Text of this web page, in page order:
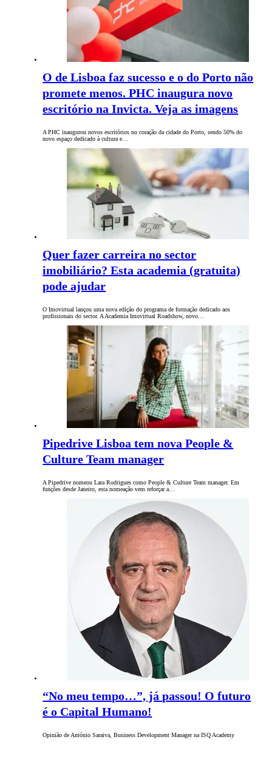
O de Lisboa faz sucesso e o do Porto não
promete menos. PHC inaugura novo
escritório na Invicta. Veja as imagens
A PHC inaugurou novos escritórios no coração da cidade do Porto, sendo 50% do
novo espaço dedicado à cultura e…
Quer fazer carreira no sector
imobiliário? Esta academia (gratuita)
pode ajudar
O Imovirtual lançou uma nova edição do programa de formação dedicado aos
profissionais do sector. A Academia Imovirtual Roadshow, novo…
Pipedrive Lisboa tem nova People &
Culture Team manager
A Pipedrive nomeou Lara Rodrigues como People & Culture Team manager. Em
funções desde Janeiro, esta nomeação vem reforçar a…
“No meu tempo…”, já passou! O futuro
é o Capital Humano!
Opinião de António Saraiva, Business Development Manager na ISQ Academy